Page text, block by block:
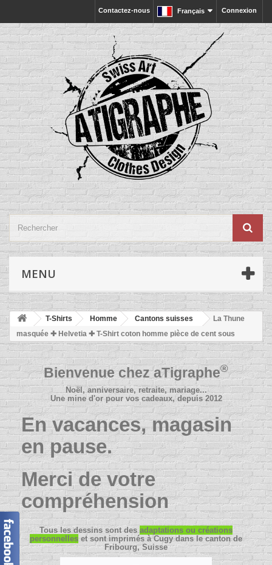
Connexion
Français
Contactez-nous
MENU
T-Shirts Homme Cantons suisses
La Thune
masquée ✚ Helvetia ✚ T-Shirt coton homme pièce de cent sous
Bienvenue chezaTigraphe®
Noël, anniversaire, retraite, mariage...
Une mine d'or pour vos cadeaux, depuis 2012
En vacances, magasin
en pause.
Merci de votre
compréhension
Tous les dessins sont desadaptations ou créations
personnelles et sont imprimés à Cugy dans le canton de
Fribourg, Suisse